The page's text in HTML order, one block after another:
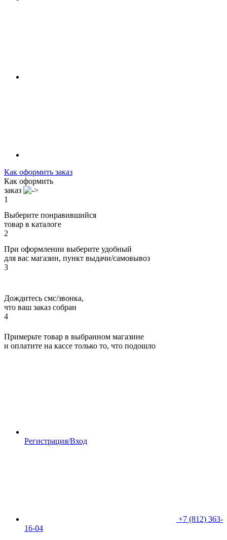
Как оформить заказ
Как оформить
заказ
1
Выберите понравившийся
товар в каталоге
2
При оформлении выберите удобный
для вас магазин, пункт выдачи/самовывоз
3
Дождитесь смс/звонка,
что ваш заказ собран
4
Примерьте товар в выбранном магазине
и оплатите на кассе только то, что подошло
Регистрация/Вход
+7 (812) 363-
16-04